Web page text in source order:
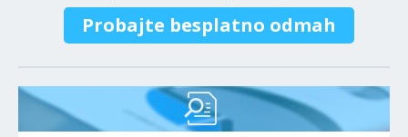
Probajte besplatno odmah